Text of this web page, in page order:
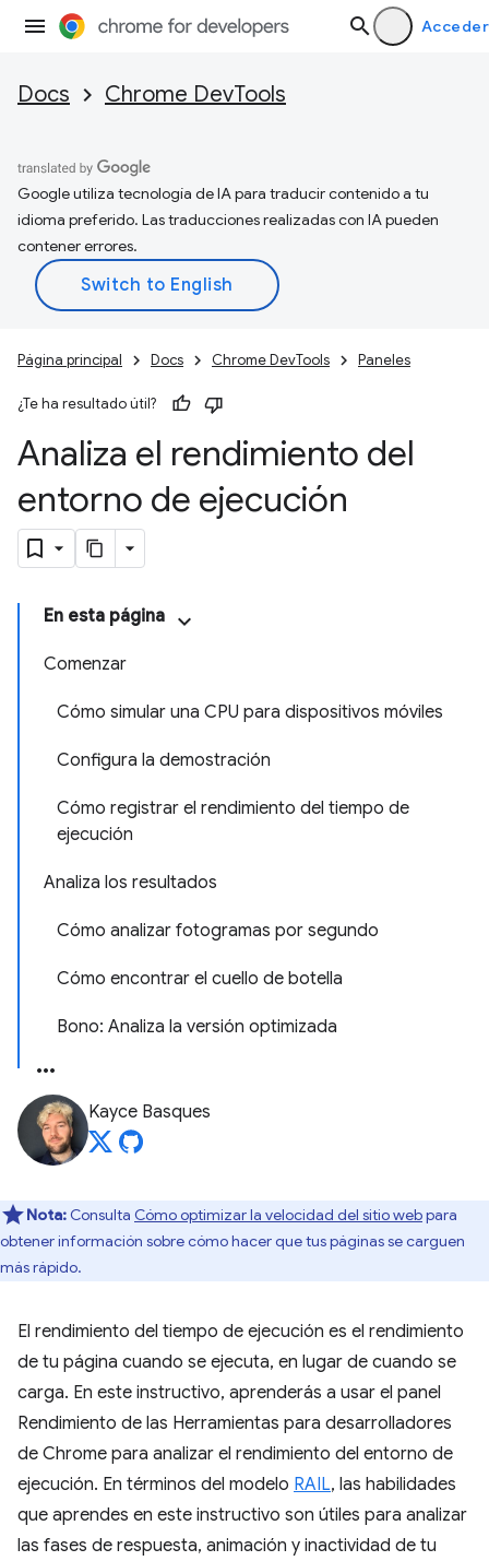
Acceder
Docs Chrome DevTools
Google utiliza tecnología de IA para traducir contenido a tu
idioma preferido. Las traducciones realizadas con IA pueden
contener errores.
Página principal Docs Chrome DevTools Paneles
¿Te ha resultado útil?
Analiza el rendimiento del
entorno de ejecución
En esta página
Comenzar
Cómo simular una CPU para dispositivos móviles
Configura la demostración
Cómo registrar el rendimiento del tiempo de
ejecución
Analiza los resultados
Cómo analizar fotogramas por segundo
Cómo encontrar el cuello de botella
Bono: Analiza la versión optimizada
Kayce Basques
Nota: Consulta Cómo optimizar la velocidad del sitio webpara
obtener información sobre cómo hacer que tus páginas se carguen
más rápido.
El rendimiento del tiempo de ejecución es el rendimiento
de tu página cuando se ejecuta, en lugar de cuando se
carga. En este instructivo, aprenderás a usar el panel
Rendimiento de las Herramientas para desarrolladores
de Chrome para analizar el rendimiento del entorno de
ejecución. En términos del modelo RAIL, las habilidades
que aprendes en este instructivo son útiles para analizar
las fases de respuesta, animación y inactividad de tu